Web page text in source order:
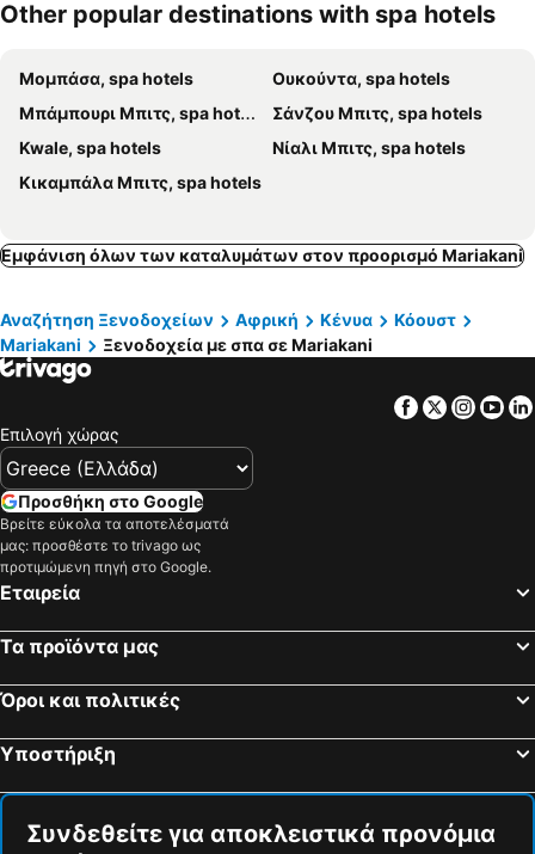
Other popular destinations with spa hotels
Μομπάσα, spa hotels
Ουκούντα, spa hotels
Μπάμπουρι Μπιτς, spa hotels
Σάνζου Μπιτς, spa hotels
Kwale, spa hotels
Νίαλι Μπιτς, spa hotels
Κικαμπάλα Μπιτς, spa hotels
Εμφάνιση όλων των καταλυμάτων στον προορισμό Mariakani
Αναζήτηση Ξενοδοχείων Αφρική Κένυα
Κόουστ
Mariakani
Ξενοδοχεία με σπα σε Mariakani
Facebook
Twitter
Επιλογή χώρας
Προσθήκη στο Google
Βρείτε εύκολα τα αποτελέσματά
μας: προσθέστε το trivago ως
προτιμώμενη πηγή στο Google.
Εταιρεία
Τα προϊόντα μας
Όροι και πολιτικές
Υποστήριξη
Συνδεθείτε για αποκλειστικά προνόμια